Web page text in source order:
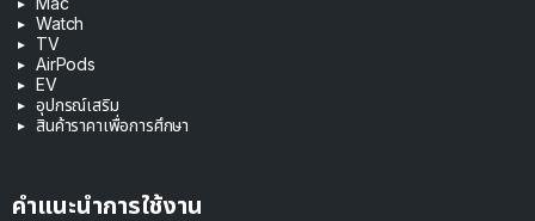
Watch
TV
AirPods
EV
อุปกรณ์เสริม
สินค้าราคาเพื่อการศึกษา
คำแนะนำการใช้งาน